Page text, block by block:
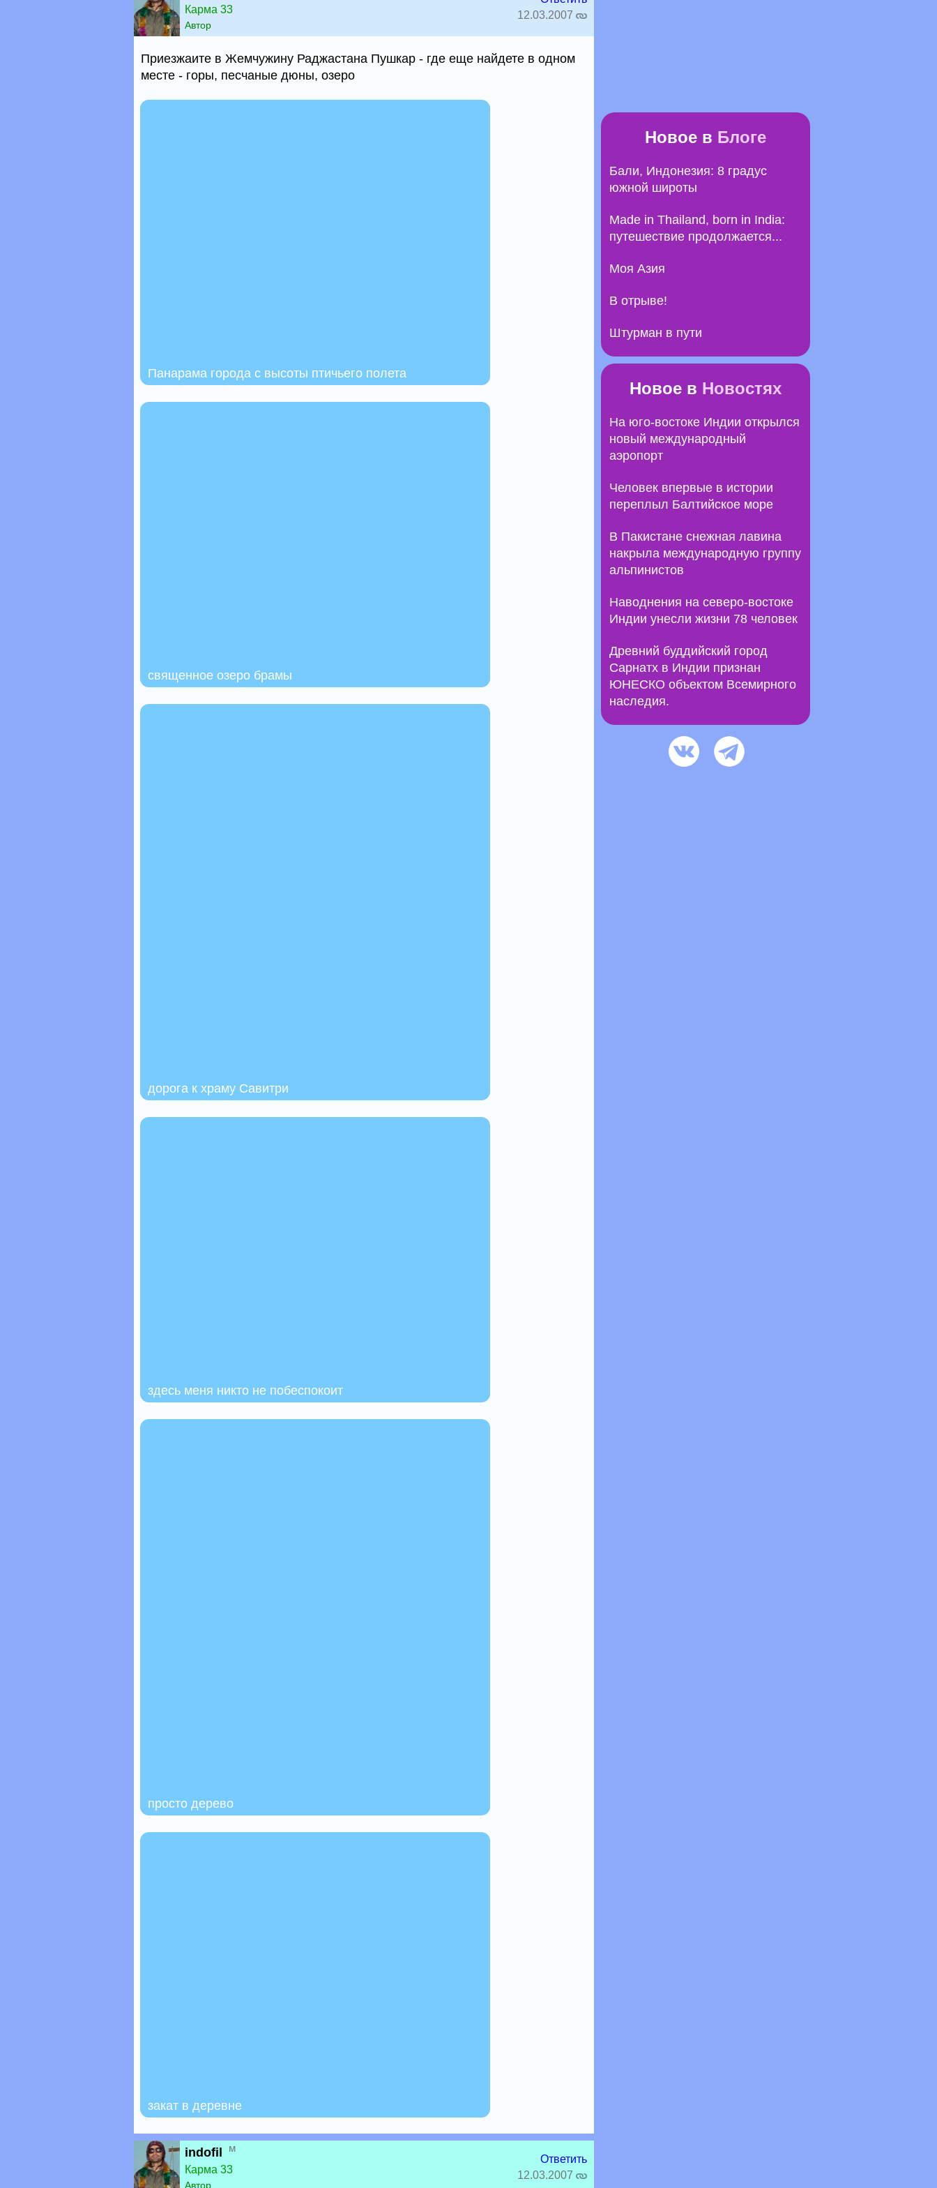
Карма 33
Автор
12.03.2007
Приезжаите в Жемчужину Раджастана Пушкар - где еще найдете в одном
месте - горы, песчаные дюны, озеро
Панарама города с высоты птичьего полета
священное озеро брамы
дорога к храму Савитри
здесь меня никто не побеспокоит
просто дерево
закат в деревне
indofil
м
Карма 33
Автор
Ответить
12.03.2007
Новое в Блоге
Бали, Индонезия: 8 градус
южной широты
Made in Thailand, born in India:
путешествие продолжается...
Моя Азия
В отрыве!
Штурман в пути
Новое в Новостях
На юго-востоке Индии открылся
новый международный
аэропорт
Человек впервые в истории
переплыл Балтийское море
В Пакистане снежная лавина
накрыла международную группу
альпинистов
Наводнения на северо-востоке
Индии унесли жизни 78 человек
Древний буддийский город
Сарнатх в Индии признан
ЮНЕСКО объектом Всемирного
наследия.